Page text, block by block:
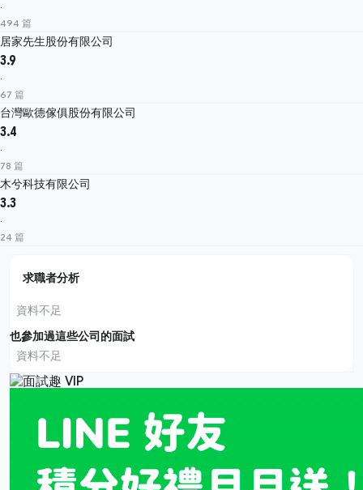
·
494 篇
居家先生股份有限公司
3.9
·
67 篇
台灣歐德傢俱股份有限公司
3.4
·
78 篇
木兮科技有限公司
3.3
·
24 篇
求職者分析
資料不足
也參加過這些公司的面試
資料不足